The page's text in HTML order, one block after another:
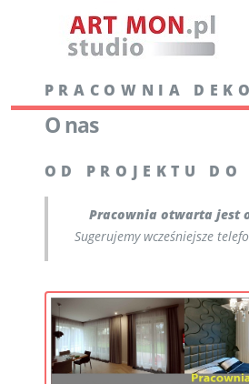
PRACOWNIA
O nas
OD PROJEKTU DO
Pracownia otwarta jest
Sugerujemy wcześniejsze